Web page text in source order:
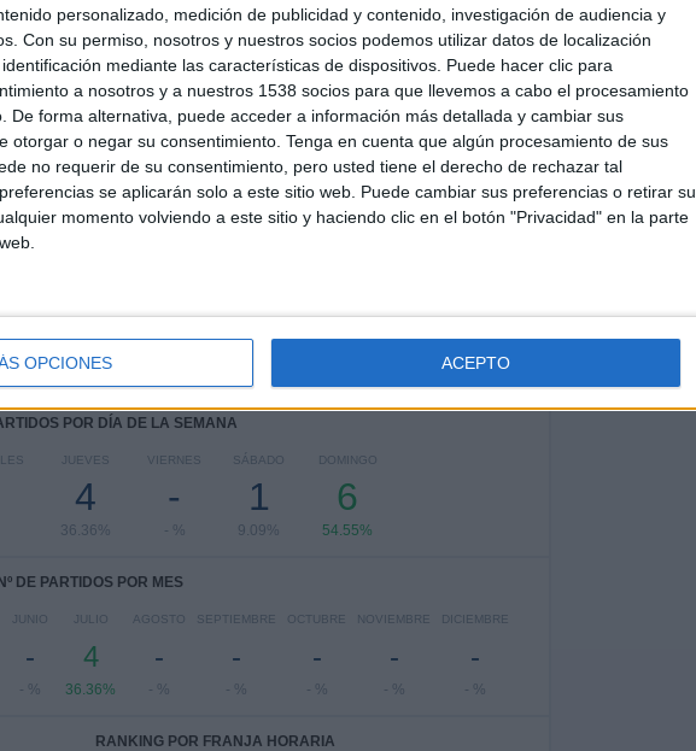
personalizado, medición de publicidad y contenido, investigación de audiencia y
Con su permiso, nosotros y nuestros socios podemos utilizar datos de localización
mediante las características de dispositivos. Puede hacer clic para
a nosotros y a nuestros 1538 socios para que llevemos a cabo el procesamiento
De forma alternativa, puede acceder a información más detallada y cambiar sus
otorgar o negar su consentimiento. Tenga en cuenta que algún procesamiento de sus
no requerir de su consentimiento, pero usted tiene el derecho de rechazar tal
se aplicarán solo a este sitio web. Puede cambiar sus preferencias o retirar su
momento volviendo a este sitio y haciendo clic en el botón "Privacidad" en la parte
OPCIONES ACEPTO
TOTAL
8
MÁXIMO
2
VS FC Santa
Coloma
2
RANKING POR COMPETICIONES
Primera División Andorra
7 (63.64%)
POR DÍA DE LA SEMANA
JUEVES
4
36.36%
VIERNES
-
- %
SÁBADO
1
9.09%
DOMINGO
6
54.55%
Nº DE PARTIDOS POR MES
JUNIO
-
- %
JULIO
4
36.36%
AGOSTO
-
- %
SEPTIEMBRE
-
- %
OCTUBRE
-
- %
NOVIEMBRE
-
- %
DICIEMBRE
-
- %
RANKING POR FRANJA HORARIA